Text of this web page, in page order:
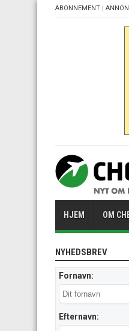
ABONNEMENT |
HJEM OM
NYHEDSBREV
Fornavn:
Efternavn: